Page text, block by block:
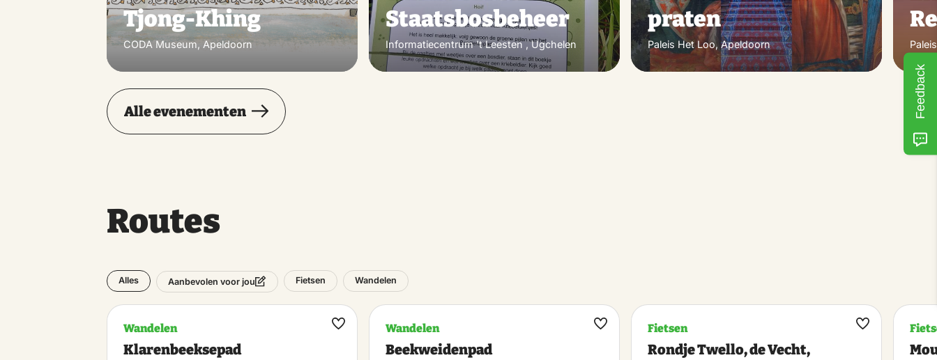
Tjong-Khing
CODA Museum, Apeldoorn
Staatsbosbeheer
Informatiecentrum 't Leesten , Ugchelen
praten
Paleis Het Loo, Apeldoorn
Alle evenementen
Routes
Alles Aanbevolen voor jou Fietsen Wandelen
Wandelen
Klarenbeeksepad
Maak
Wandelen
Beekweidenpad
Maak
Fietsen
Rondje Twello, de Vecht,
Maak
Feedback